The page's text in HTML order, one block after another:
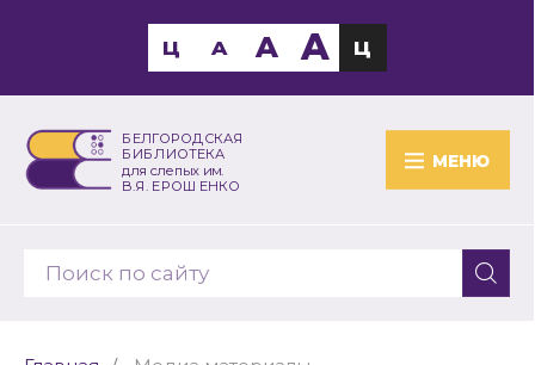
БЕЛГОРОДСКАЯ
БИБЛИОТЕКА
для слепых им.
В.Я. ЕРОШЕНКО
МЕНЮ
Ц A A A Ц